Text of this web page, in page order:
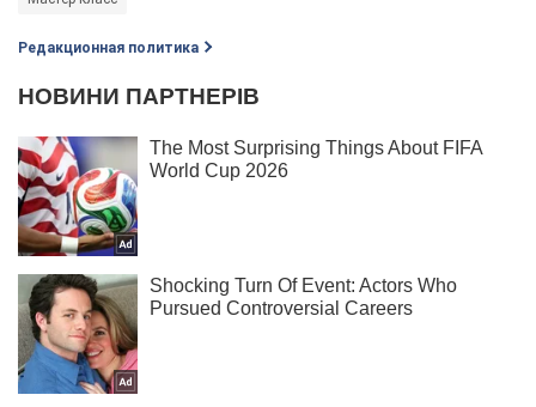
Редакционная политика